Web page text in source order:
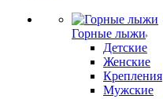
Горные лыжи
Детские
Женские
Крепления
Мужские